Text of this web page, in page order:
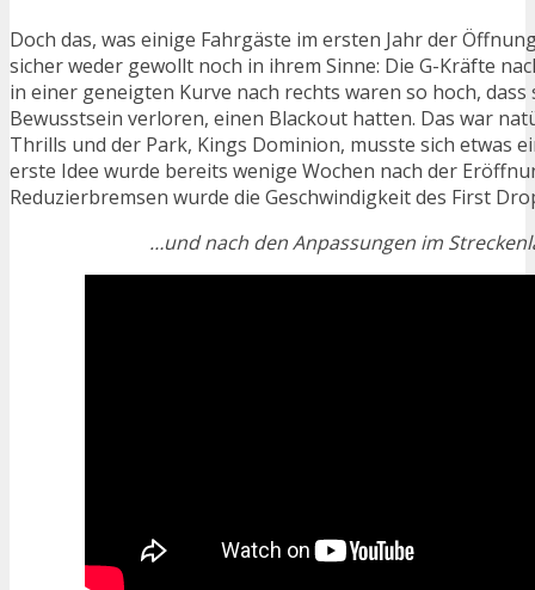
Doch das, was einige Fahrgäste im ersten Jahr der
sicher weder gewollt noch in ihrem Sinne: Die G-Kräfte
in einer geneigten Kurve nach rechts waren so hoch, dass
Bewusstsein verloren, einen Blackout hatten. Das war
Thrills und der Park, Kings Dominion, musste sich etwas
erste Idee wurde bereits wenige Wochen nach der
Reduzierbremsen wurde die Geschwindigkeit des First
…und nach den Anpassungen im